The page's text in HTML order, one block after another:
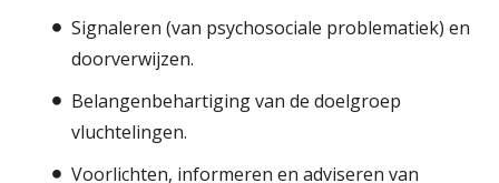
Signaleren (van psychosociale problematiek) en
doorverwijzen.
Belangenbehartiging van de doelgroep
vluchtelingen.
Voorlichten, informeren en adviseren van